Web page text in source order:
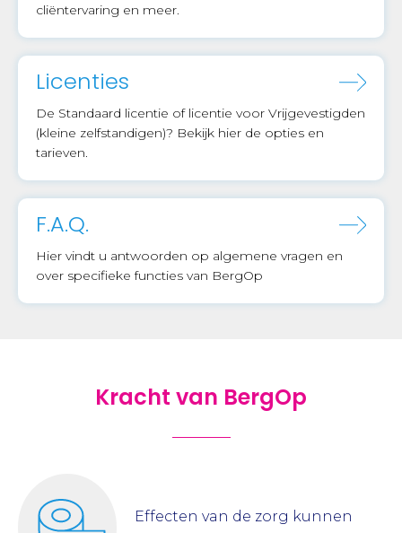
cliëntervaring en meer.
Licenties
De Standaard licentie of licentie voor Vrijgevestigden
(kleine zelfstandigen)? Bekijk hier de opties en
tarieven.
F.A.Q.
Hier vindt u antwoorden op algemene vragen en
over specifieke functies van BergOp
Kracht van BergOp
Effecten van de zorg kunnen